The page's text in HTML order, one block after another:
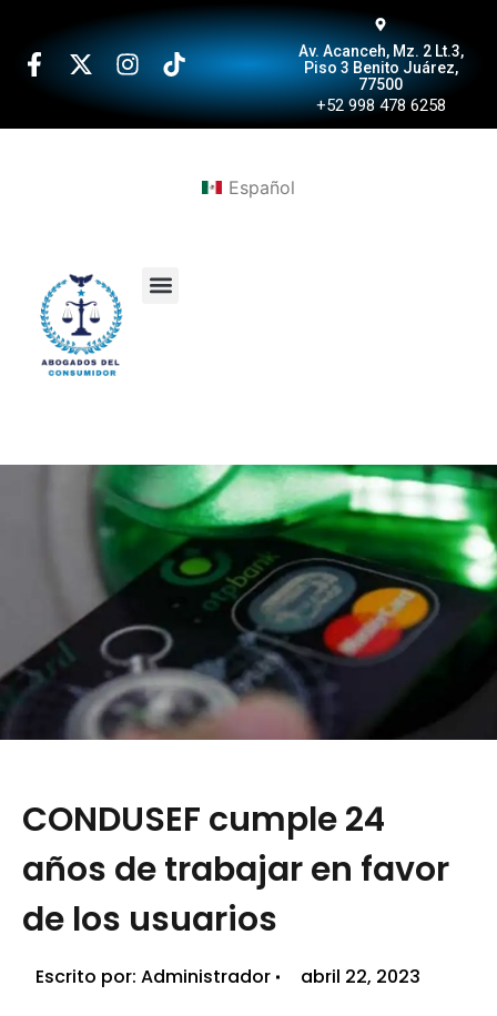
Av. Acanceh, Mz. 2 Lt.3,
Piso 3 Benito Juárez,
77500
+52 998 478 6258
Español
CONDUSEF cumple 24
años de trabajar en favor
de los usuarios
Escrito por: Administrador abril 22, 2023